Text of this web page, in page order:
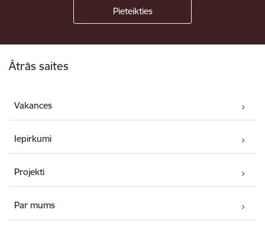
Ātrās saites
Vakances
Iepirkumi
Projekti
Par mums